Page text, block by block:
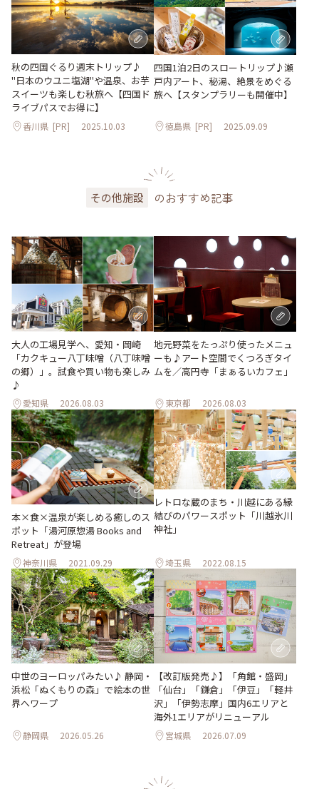
秋の四国ぐるり週末トリップ♪
"日本のウユニ塩湖"や温泉、お芋
スイーツも楽しむ秋旅へ【四国ド
ライブパスでお得に】
香川県 [PR] 2025.10.03
四国1泊2日のスロートリップ♪瀬
戸内アート、秘湯、絶景をめぐる
旅へ【スタンプラリーも開催中】
徳島県 [PR] 2025.09.09
その他施設 のおすすめ記事
大人の工場見学へ、愛知・岡崎
「カクキュー八丁味噌（八丁味噌
の郷）」。試食や買い物も楽しみ
♪
愛知県 2026.08.03
地元野菜をたっぷり使ったメニュ
ーも♪アート空間でくつろぎタイ
ムを／高円寺「まぁるいカフェ」
東京都 2026.08.03
本×食×温泉が楽しめる癒しのス
ポット「湯河原惣湯 Books and
Retreat」が登場
神奈川県 2021.09.29
レトロな蔵のまち・川越にある縁
結びのパワースポット「川越氷川
神社」
埼玉県 2022.08.15
中世のヨーロッパみたい♪ 静岡・
浜松「ぬくもりの森」で絵本の世
界へワープ
静岡県 2026.05.26
【改訂版発売♪】「角館・盛岡」
「仙台」「鎌倉」「伊豆」「軽井
沢」「伊勢志摩」国内6エリアと
海外1エリアがリニューアル
宮城県 2026.07.09